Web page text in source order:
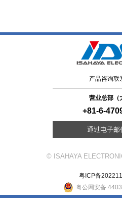
产品咨询联
营业总部（
+81-6-
通过电子邮
© ISAHAYA
粤ICP备
粤公网安备